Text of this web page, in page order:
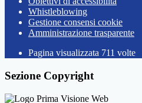
Whistleblowing
Gestione consensi cookie
Amministrazione trasparente
Pagina visualizzata 711 volte
Sezione Copyright